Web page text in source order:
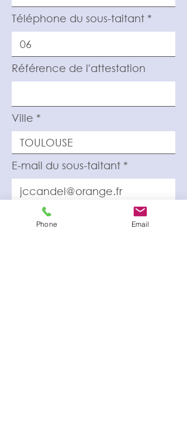
Téléphone du sous-taitant
Référence de l'attestation
Ville
E-mail du sous-taitant
Année attestation
Phone Email